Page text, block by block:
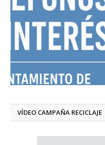
VÍDEO CAMPAÑA RECICLAJE